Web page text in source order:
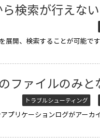
検索が行えない
開、検索することが可能で
ファイルのみと
トラブルシューティング
プリケーションログがアーカ